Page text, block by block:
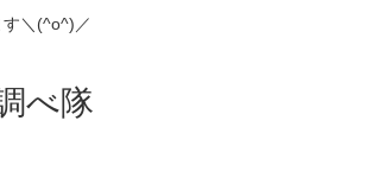
＼(^o^)／
べ隊